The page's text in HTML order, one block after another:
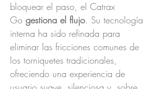
bloquear el paso, el Catrax
Go gestiona el flujo. Su tecnología
interna ha sido refinada para
eliminar las fricciones comunes de
los torniquetes tradicionales,
ofreciendo una experiencia de